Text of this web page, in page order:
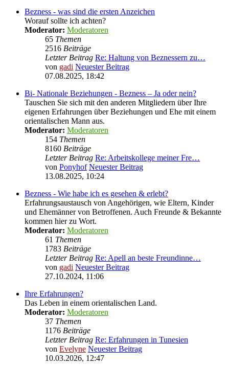
Bezness - was sind die ersten Anzeichen
Worauf sollte ich achten?
Moderator: Moderatoren
65 Themen
2516 Beiträge
Letzter Beitrag Re: Haltung von Beznessern zu…
von gadi Neuester Beitrag
07.08.2025, 18:42
Bi- Nationale Beziehungen - Bezness – Ja oder nein?
Tauschen Sie sich mit den anderen Mitgliedern über Ihre
eigenen Erfahrungen über Beziehungen und Ehe mit einem
orientalischen Mann aus.
Moderator: Moderatoren
154 Themen
8160 Beiträge
Letzter Beitrag Re: Arbeitskollege meiner Fre…
von Ponyhof Neuester Beitrag
13.08.2025, 10:24
Bezness - Wie habe ich es gesehen & erlebt?
Erfahrungsaustausch von Angehörigen, wie Eltern, Kinder
und Ehemänner von Betroffenen. Auch Freunde & Bekannte
kommen hier zu Wort.
Moderator: Moderatoren
61 Themen
1783 Beiträge
Letzter Beitrag Re: Apell an beste Freundinne…
von gadi Neuester Beitrag
27.10.2024, 11:06
Ihre Erfahrungen?
Das Leben in einem orientalischen Land.
Moderator: Moderatoren
37 Themen
1176 Beiträge
Letzter Beitrag Re: Erfahrungen in Tunesien
von Evelyne Neuester Beitrag
10.03.2026, 12:47